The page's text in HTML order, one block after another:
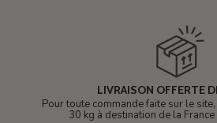
LIVRAISON OFFERTE
Pour toute commande faite sur le
30 kg à destination de la